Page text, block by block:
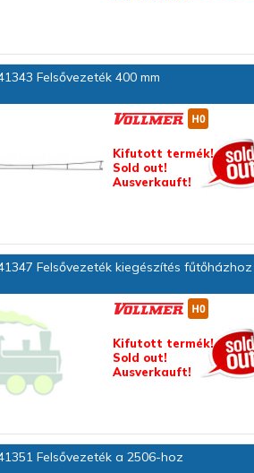
Felsővezeték 400 mm
Kifutott termék!
Sold out!
Ausverkauft!
Felsővezeték kiegészítés
Kifutott termék!
Sold out!
Ausverkauft!
Felsővezeték a 2506-hoz